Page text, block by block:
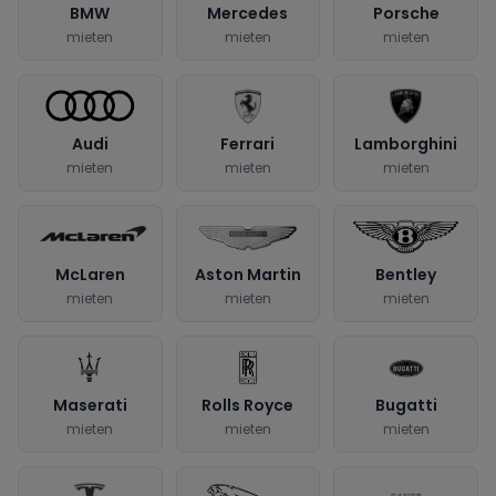
BMW
mieten
Mercedes
mieten
Porsche
mieten
Audi
mieten
Ferrari
mieten
Lamborghini
mieten
McLaren
mieten
Aston Martin
mieten
Bentley
mieten
Maserati
mieten
Rolls Royce
mieten
Bugatti
mieten